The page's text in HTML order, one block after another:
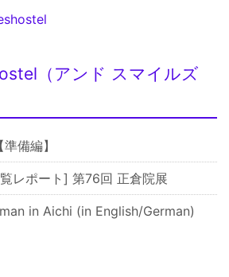
（アンド スマイルズ
備編】
レポート] 第76回 正倉院展
in Aichi (in English/German)